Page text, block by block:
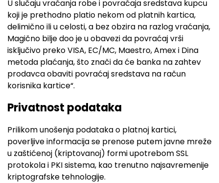
U slučaju vraćanja robe i povraćaja sredstava kupcu
koji je prethodno platio nekom od platnih kartica,
delimično ili u celosti, a bez obzira na razlog vraćanja,
Magično bilje doo je u obavezi da povraćaj vrši
isključivo preko VISA, EC/MC, Maestro, Amex i Dina
metoda plaćanja, što znači da će banka na zahtev
prodavca obaviti povraćaj sredstava na račun
korisnika kartice“.
Privatnost podataka
Prilikom unošenja podataka o platnoj kartici,
poverljive informacija se prenose putem javne mreže
u zaštićenoj (kriptovanoj) formi upotrebom SSL
protokola i PKI sistema, kao trenutno najsavremenije
kriptografske tehnologije.